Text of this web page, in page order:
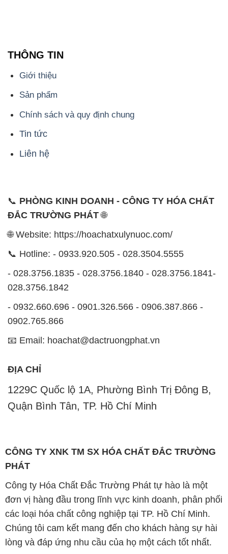
THÔNG TIN
Giới thiệu
Sản phẩm
Chính sách và quy định chung
Tin tức
Liên hệ
📞 PHÒNG KINH DOANH - CÔNG TY HÓA CHẤT
ĐẮC TRƯỜNG PHÁT🌐
🌐 Website: https://hoachatxulynuoc.com/
📞 Hotline: - 0933.920.505 - 028.3504.5555
- 028.3756.1835 - 028.3756.1840 - 028.3756.1841-
028.3756.1842
- 0932.660.696 - 0901.326.566 - 0906.387.866 -
0902.765.866
📧 Email: hoachat@dactruongphat.vn
ĐỊA CHỈ
1229C Quốc lộ 1A, Phường Bình Trị Đông B,
Quận Bình Tân, TP. Hồ Chí Minh
CÔNG TY XNK TM SX HÓA CHẤT ĐẮC TRƯỜNG
PHÁT
Công ty Hóa Chất Đắc Trường Phát tự hào là một
đơn vị hàng đầu trong lĩnh vực kinh doanh, phân phối
các loại hóa chất công nghiệp tại TP. Hồ Chí Minh.
Chúng tôi cam kết mang đến cho khách hàng sự hài
lòng và đáp ứng nhu cầu của họ một cách tốt nhất.